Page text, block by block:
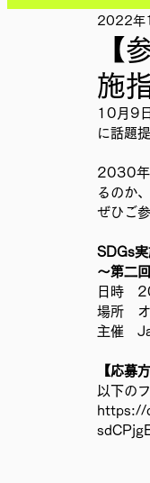
Ethical＆
IMPACT Japan
かなさうちなー
SDGカフェでふ
移民難民と共に
【
施
2022年
10月9
に話題
2030年
るのか
ぜひご
SDGs実
〜第二
日時
場所　
主催　
【応募
以下の
https://